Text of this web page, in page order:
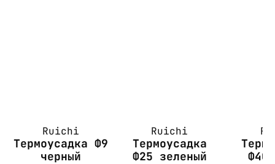
Ruichi
Термоусадка Ф9
черный
Ruichi
Термоусадка
Ф25 зеленый
Ф40